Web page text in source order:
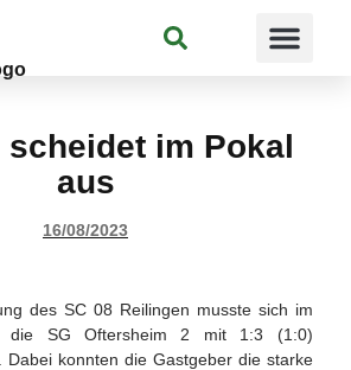
Suchen
scheidet im Pokal
aus
16/08/2023
des SC 08 Reilingen musste sich im
die SG Oftersheim 2 mit 1:3 (1:0)
Dabei konnten die Gastgeber die starke